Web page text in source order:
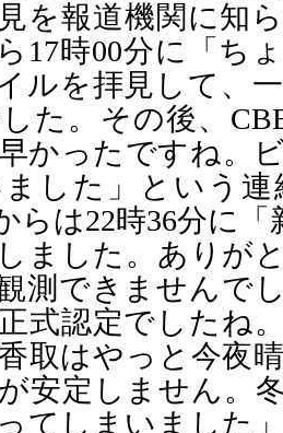
を報道機関に知
17時00分に「ち
を拝見して、
た。その後、
かったですね。
した」という
らは22時36分に「
ました。ありが
測できませんで
式認定でしたね
取はやっと今夜
安定しません。
てしまいました